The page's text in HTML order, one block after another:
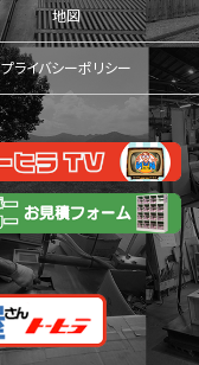
地図
プライバシーポリシー